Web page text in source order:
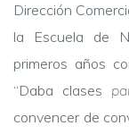
Dirección
la Escuela de
primeros años
“Daba clases
convencer de